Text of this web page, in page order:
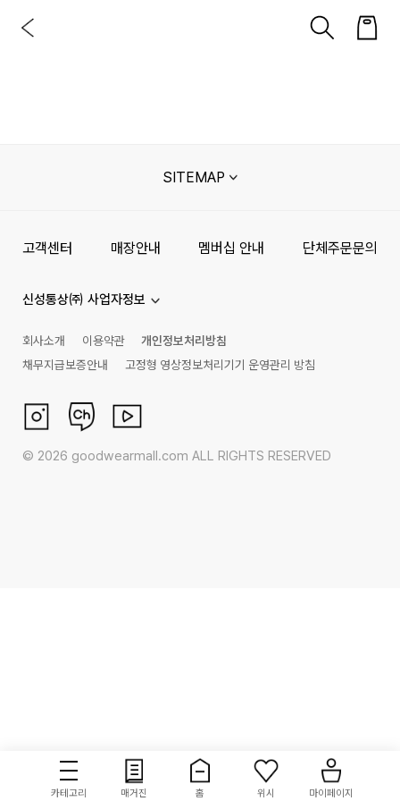
카테고리 매거진 홈 위시 마이페이지
SITEMAP
고객센터 매장안내 멤버십 안내 단체주문문의
신성통상㈜ 사업자정보
회사소개 이용약관
개인정보처리방침
채무지급보증안내
고정형 영상정보처리기기 운영관리 방침
© 2026 goodwearmall.com ALL RIGHTS RESERVED